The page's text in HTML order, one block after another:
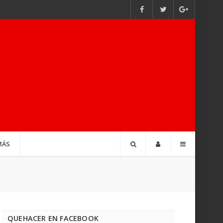
QUEHACER EN FACEBOOK